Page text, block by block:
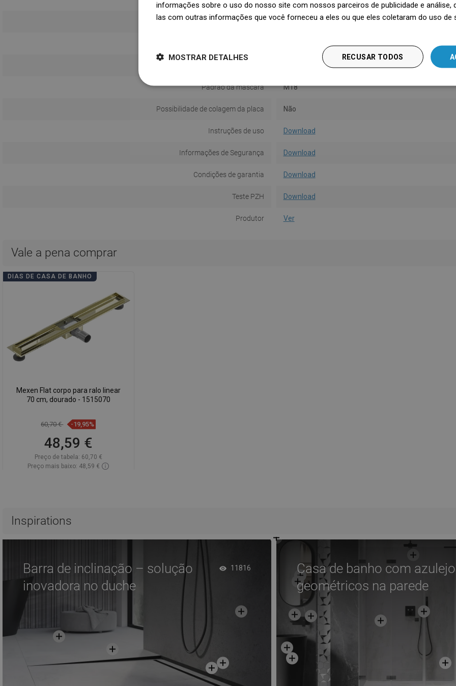
Tamanho 70 cm
Padrão da máscara M18
Possibilidade de colagem da placa Não
Instruções de uso Download
Informações de Segurança Download
Condições de garantia Download
Teste PZH Download
Produtor Ver
Vale a pena comprar
DIAS DE CASA DE BANHO
Mexen Flat corpo para ralo linear
70 cm, dourado - 1515070
60,70 € -19,95%
48,59 €
Preço de tabela: 60,70 €
Preço mais baixo: 48,59 €
Comparar
Inspirations
Barra de inclinação – solução
inovadora no duche
11816
Casa de banho com
geométricos na parede
informações sobre o uso do nosso site com nossos parceiros de publicidade e análise,
las com outras informações que você forneceu a eles ou que eles coletaram do uso de
RECUSAR TODOS
MOSTRAR DETALHES